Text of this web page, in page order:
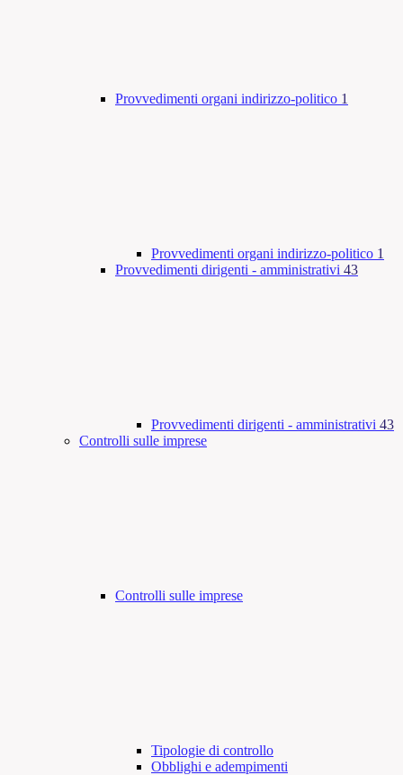
Provvedimenti organi indirizzo-politico 1
Provvedimenti organi indirizzo-politico 1
Provvedimenti dirigenti - amministrativi 43
Provvedimenti dirigenti - amministrativi 43
Controlli sulle imprese
Controlli sulle imprese
Tipologie di controllo
Obblighi e adempimenti